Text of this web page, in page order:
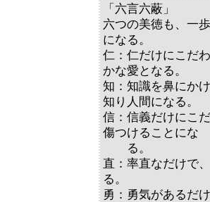
「六言六蔽」
六つの美徳も、一
になる。
仁：仁だけにこだ
かな愛となる。
知：知識を鼻にか
知り人間になる。
信：信義だけにこ
傷つけることにな
る。
直：率直なだけで
る。
勇：勇気があるだ